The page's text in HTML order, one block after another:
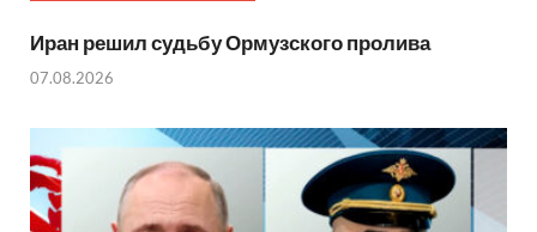
Иран решил судьбу Ормузского пролива
07.08.2026